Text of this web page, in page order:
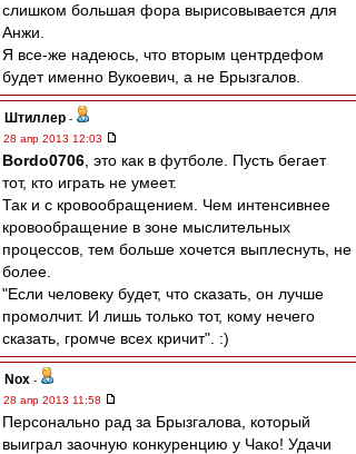
слишком большая фора вырисовывается для
Анжи.
Я все-же надеюсь, что вторым центрдефом
будет именно Вукоевич, а не Брызгалов.
Штиллер -
28 апр 2013 12:03
Bordo0706 , это как в футболе. Пусть бегает
тот, кто играть не умеет.
Так и с кровообращением. Чем интенсивнее
кровообращение в зоне мыслительных
процессов, тем больше хочется выплеснуть, не
более.
"Если человеку будет, что сказать, он лучше
промолчит. И лишь только тот, кому нечего
сказать, громче всех кричит". :)
Nox -
28 апр 2013 11:58
Персонально рад за Брызгалова, который
выиграл заочную конкуренцию у Чако! Удачи